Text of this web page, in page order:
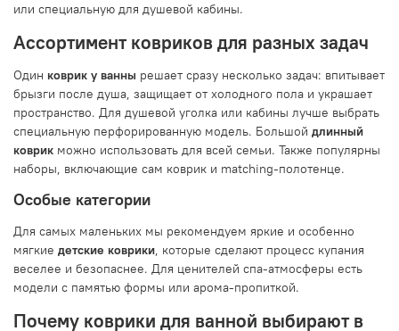
или специальную для душевой кабины.
Ассортимент ковриков для разных задач
Один коврик у ванны решает сразу несколько задач: впитывает
брызги после душа, защищает от холодного пола и украшает
пространство. Для душевой уголка или кабины лучше выбрать
специальную перфорированную модель. Большой длинный
коврик можно использовать для всей семьи. Также популярны
наборы, включающие сам коврик и matching-полотенце.
Особые категории
Для самых маленьких мы рекомендуем яркие и особенно
мягкие детские коврики, которые сделают процесс купания
веселее и безопаснее. Для ценителей спа-атмосферы есть
модели с памятью формы или арома-пропиткой.
Почему коврики для ванной выбирают в